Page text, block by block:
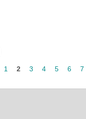
1 2 3 4 5 6 7